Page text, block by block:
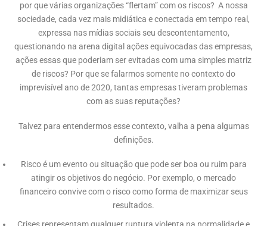
por que várias organizações “flertam” com os riscos? A nossa
sociedade, cada vez mais midiática e conectada em tempo real,
expressa nas mídias sociais seu descontentamento,
questionando na arena digital ações equivocadas das empresas,
ações essas que poderiam ser evitadas com uma simples matriz
de riscos? Por que se falarmos somente no contexto do
imprevisível ano de 2020, tantas empresas tiveram problemas
com as suas reputações?
Talvez para entendermos esse contexto, valha a pena algumas
definições.
Risco é um evento ou situação que pode ser boa ou ruim para
atingir os objetivos do negócio. Por exemplo, o mercado
financeiro convive com o risco como forma de maximizar seus
resultados.